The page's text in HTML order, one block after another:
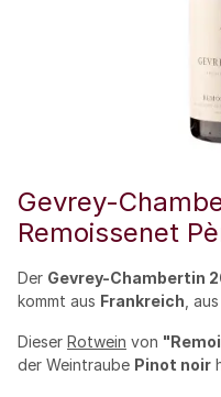
Gevrey-
Remoissenet
Der Gevrey-Chambertin
kommt aus Frankreich ,
Dieser Rotwein von
der Weintraube Pinot noir